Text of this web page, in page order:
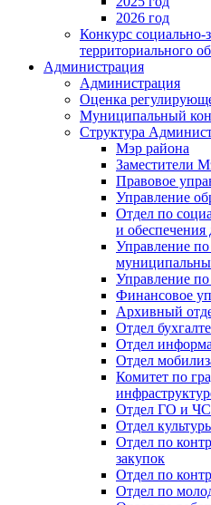
2026 год
Конкурс социально-
территориального
Администрация
Администрация
Оценка
Муниципальный
Структура
Мэр района
Заместители
Правовое
Управление
Отдел по
и
Управление
Управление
Финансовое
Архивный
Отдел
Отдел
Отдел
Комитет по
Отдел ГО и ЧС
Отдел
Отдел по
закупок
Отдел по
Отдел по